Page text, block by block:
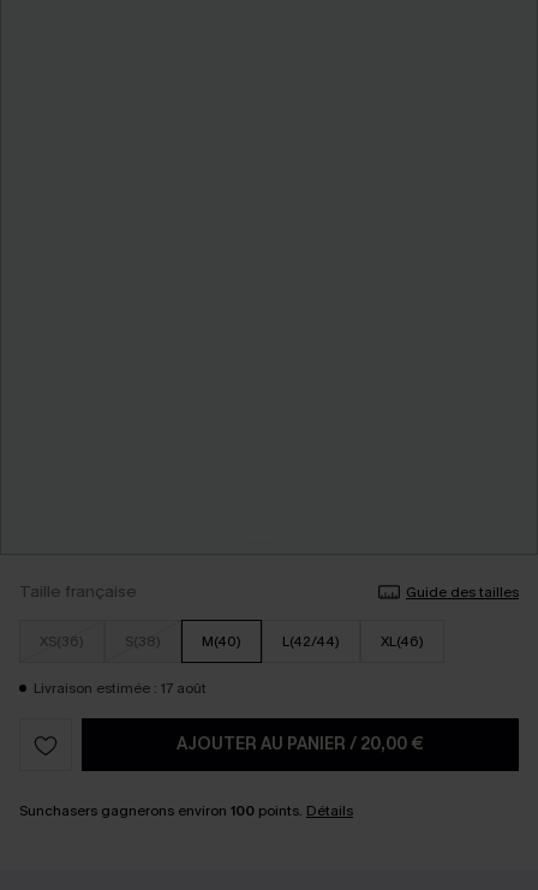
Taille française Guide des tailles
XS(36) S(38) M(40) L(42/44) XL(46)
Livraison estimée : 17 août
AJOUTER AU PANIER / 20,00 €
Sunchasers gagnerons environ 100 points. Détails